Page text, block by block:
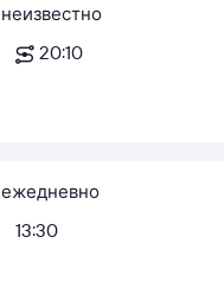
неизвестно
20:10
ежедневно
13:30